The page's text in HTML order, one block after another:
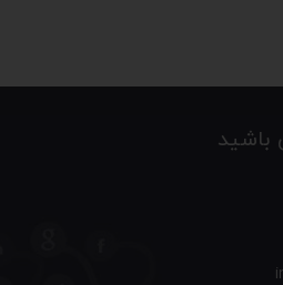
باشید